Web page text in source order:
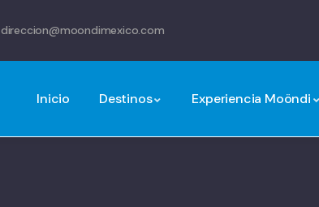
direccion@moondimexico.com
Inicio Destinos Experiencia Moöndi